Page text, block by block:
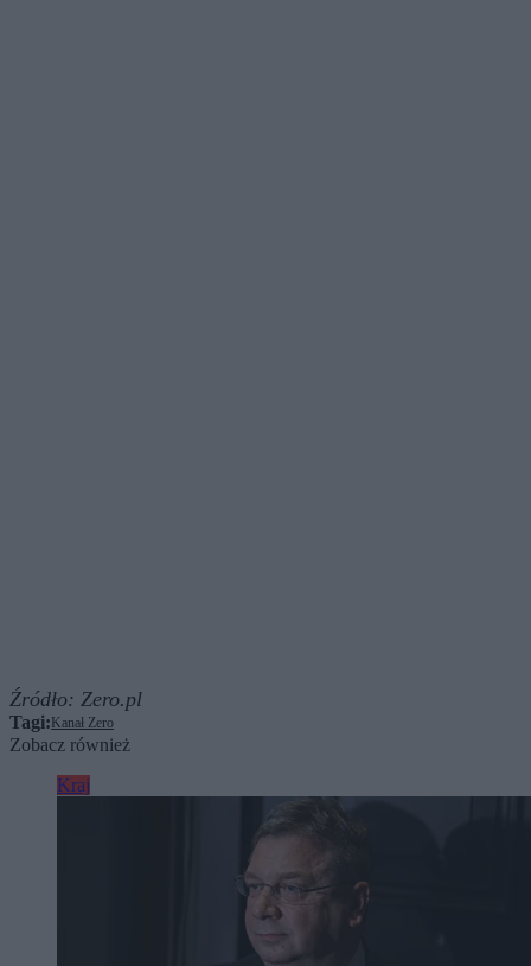
Źródło: Zero.pl
Tagi:Kanał Zero
Zobacz również
Kraj